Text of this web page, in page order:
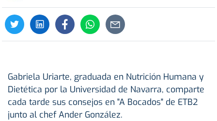
Gabriela Uriarte, graduada en Nutrición Humana y
Dietética por la Universidad de Navarra, comparte
cada tarde sus consejos en "A Bocados" de ETB2
junto al chef Ander González.